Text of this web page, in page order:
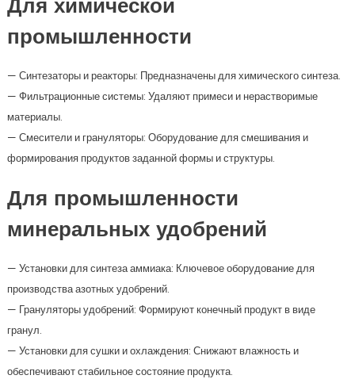
Для химической
промышленности
— Синтезаторы и реакторы: Предназначены для химического синтеза.
— Фильтрационные системы: Удаляют примеси и нерастворимые
материалы.
— Смесители и грануляторы: Оборудование для смешивания и
формирования продуктов заданной формы и структуры.
Для промышленности
минеральных удобрений
— Установки для синтеза аммиака: Ключевое оборудование для
производства азотных удобрений.
— Грануляторы удобрений: Формируют конечный продукт в виде
гранул.
— Установки для сушки и охлаждения: Снижают влажность и
обеспечивают стабильное состояние продукта.